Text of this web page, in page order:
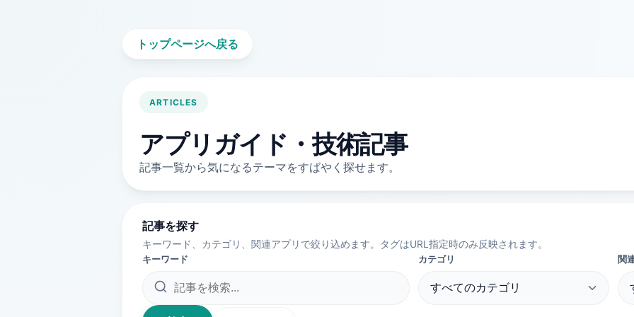
トップページへ戻る
ARTICLES
アプリガイド・技術記事
記事一覧から気になるテーマをすばやく探せます。
記事を探す
キーワード、カテゴリ、関連アプリで絞り込めます。タグはURL指定時のみ反映されます。
キーワード
カテゴリ 関